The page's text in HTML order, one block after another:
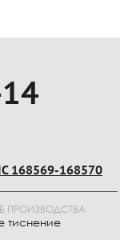
168569-168570
ПРОИЗВОДСТВА
тиснение